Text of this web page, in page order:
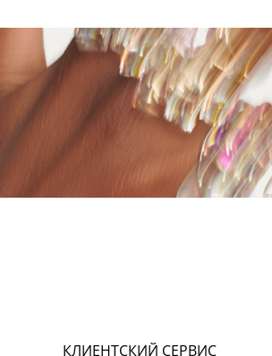
КЛИЕНТСКИЙ СЕРВИС